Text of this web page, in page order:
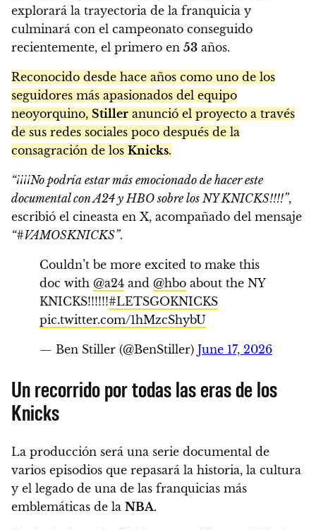
explorará la trayectoria de la franquicia y
culminará con el campeonato conseguido
recientemente, el primero en 53 años.
Reconocido desde hace años como uno de los
seguidores más apasionados del equipo
neoyorquino, Stiller anunció el proyecto a través
de sus redes sociales poco después de la
consagración de los Knicks.
“¡¡¡¡No podría estar más emocionado de hacer este
documental con A24 y HBO sobre los NY KNICKS!!!!”,
escribió el cineasta en X, acompañado del mensaje
“#VAMOSKNICKS”.
Couldn’t be more excited to make this
doc with @a24 and @hbo about the NY
KNICKS!!!!!!#LETSGOKNICKS
pic.twitter.com/1hMzcShybU
— Ben Stiller (@BenStiller) June 17, 2026
Un recorrido por todas las eras de los
Knicks
La producción será una serie documental de
varios episodios que repasará la historia, la cultura
y el legado de una de las franquicias más
emblemáticas de la NBA.